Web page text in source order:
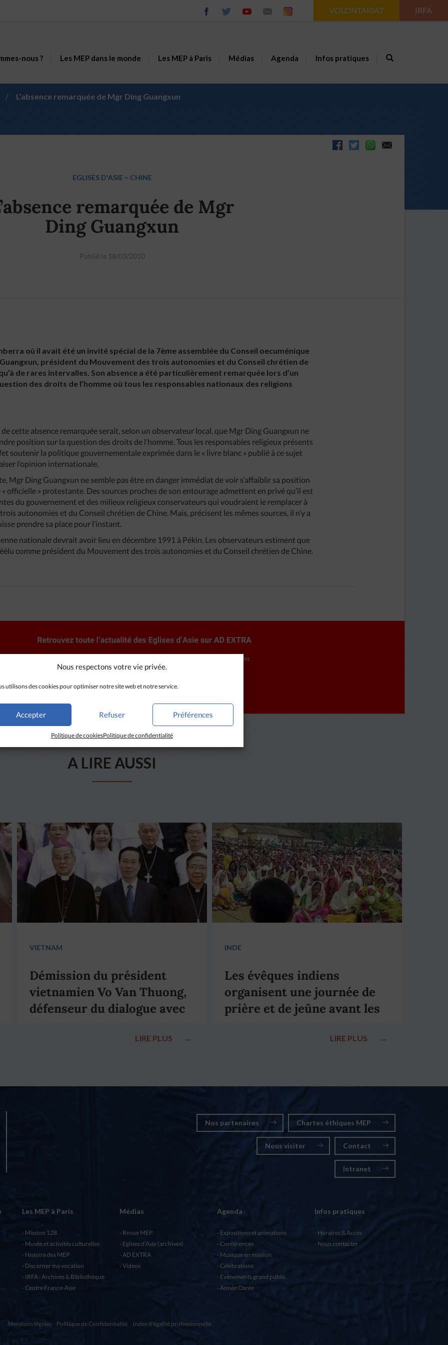
Nous respectons votre vie privée.
utilisons des cookies pour optimiser notre site web et notre service.
Accepter Refuser Préférences
Politique de cookiesPolitique de confidentialité
VOLONTARIAT IRFA
nous ? Les MEP dans le monde Les MEP à Paris Médias Agenda Infos pratiques
/ L’absence remarquée de Mgr Ding Guangxun
EGLISES D'ASIE – CHINE
remarquée de Mgr
Ding Guangxun
Publié le 18/03/2010
où il avait été un invité spécial de la 7ème assemblée du Conseil oecuménique
Guangxun, président du Mouvement des trois autonomies et du Conseil chrétien de
de rares intervalles. Son absence a été particulièrement remarquée lors d’un
des droits de l’homme où tous les responsables nationaux des religions
de cette absence remarquée serait, selon un observateur local, que Mgr Ding Guangxun ne
position sur la question des droits de l’homme. Tous les responsables religieux présents
soutenir la politique gouvernementale exprimée dans le « livre blanc » publié à ce sujet
l’opinion internationale.
Mgr Ding Guangxun ne semble pas être en danger immédiat de voir s’affaiblir sa position
« officielle » protestante. Des sources proches de son entourage admettent en privé qu’il est
du gouvernement et des milieux religieux conservateurs qui voudraient le remplacer à
autonomies et du Conseil chrétien de Chine. Mais, précisent les mêmes sources, il n’y a
prendre sa place pour l’instant.
nationale devrait avoir lieu en décembre 1991 à Pékin. Les observateurs estiment que
comme président du Mouvement des trois autonomies et du Conseil chrétien de Chine.
A LIRE AUSSI
VIETNAM
Démission du président
vietnamien Vo Van Thuong,
défenseur du dialogue avec
LIRE PLUS →
INDE
Les évêques indiens
organisent une journée de
prière et de jeûne avant les
LIRE PLUS →
Nos partenaires Chartes éthiques MEP
Nous visiter Contact
Intranet
Les MEP à Paris
Mission 128
Musée et activités culturelles
Histoire des MEP
Discerner ma vocation
IRFA : Archives & Bibliothèque
Centre France-Asie
Médias
Revue MEP
Eglises d’Asie (archives)
AD EXTRA
Vidéos
Agenda
Expositions et animations
Conférences
Musique en mission
Célébrations
Evénements grand public
Année Corée
Infos pratiques
Horaires & Accès
Nous contacter
Mentions légales Politique de Confidentialité Index d'égalité professionnelle